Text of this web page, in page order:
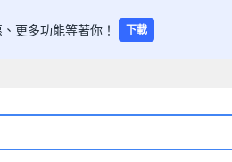
更多功能等著你！ 下載